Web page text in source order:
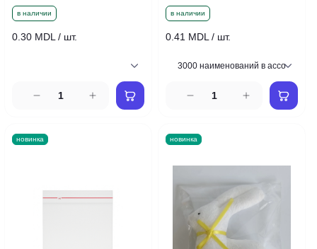
в наличии
0.30 MDL / шт.
в наличии
0.41 MDL / шт.
новинка новинка